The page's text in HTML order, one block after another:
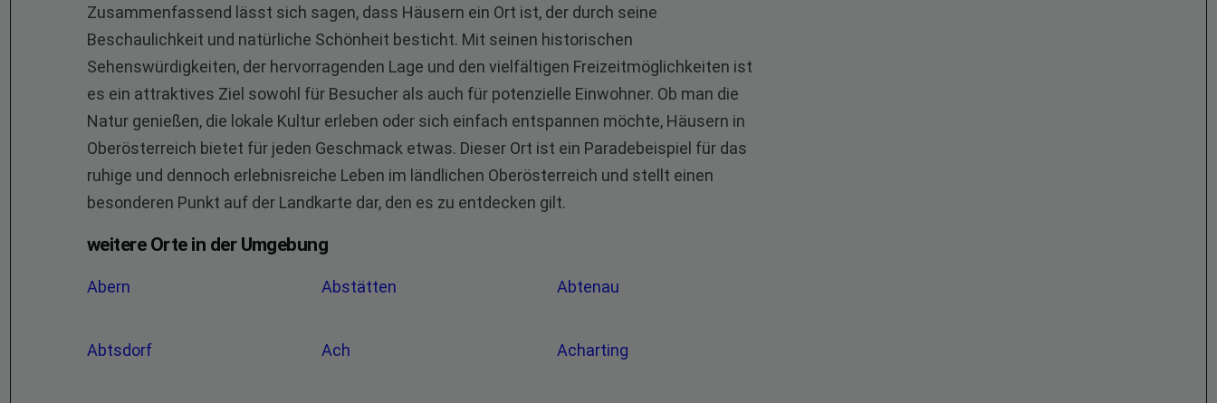
Zusammenfassend lässt sich sagen, dass Häusern ein Ort ist, der durch seine
Beschaulichkeit und natürliche Schönheit besticht. Mit seinen historischen
Sehenswürdigkeiten, der hervorragenden Lage und den vielfältigen Freizeitmöglichkeiten ist
es ein attraktives Ziel sowohl für Besucher als auch für potenzielle Einwohner. Ob man die
Natur genießen, die lokale Kultur erleben oder sich einfach entspannen möchte, Häusern in
Oberösterreich bietet für jeden Geschmack etwas. Dieser Ort ist ein Paradebeispiel für das
ruhige und dennoch erlebnisreiche Leben im ländlichen Oberösterreich und stellt einen
besonderen Punkt auf der Landkarte dar, den es zu entdecken gilt.
weitere Orte in der Umgebung
Abern Abstätten Abtenau
Abtsdorf Ach Acharting